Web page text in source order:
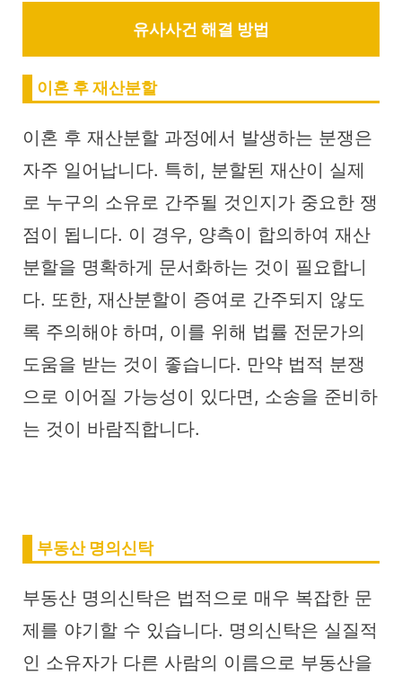
유사사건 해결 방법
이혼 후 재산분할
이혼 후 재산분할 과정에서 발생하는 분쟁은
자주 일어납니다. 특히, 분할된 재산이 실제
로 누구의 소유로 간주될 것인지가 중요한 쟁
점이 됩니다. 이 경우, 양측이 합의하여 재산
분할을 명확하게 문서화하는 것이 필요합니
다. 또한, 재산분할이 증여로 간주되지 않도
록 주의해야 하며, 이를 위해 법률 전문가의
도움을 받는 것이 좋습니다. 만약 법적 분쟁
으로 이어질 가능성이 있다면, 소송을 준비하
는 것이 바람직합니다.
부동산 명의신탁
부동산 명의신탁은 법적으로 매우 복잡한 문
제를 야기할 수 있습니다. 명의신탁은 실질적
인 소유자가 다른 사람의 이름으로 부동산을